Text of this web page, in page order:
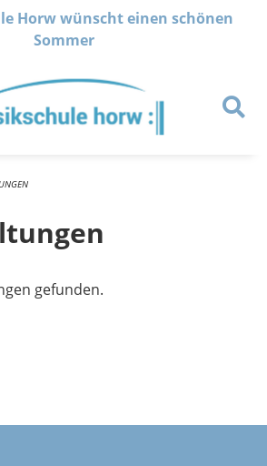
Horw wünscht einen schönen
Sommer
gefunden.